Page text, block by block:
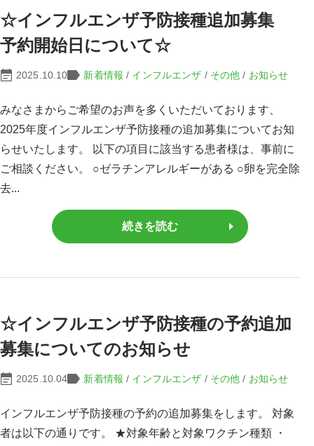
☆インフルエンザ予防接種追加募集
予約開始日について☆
2025.10.10 新着情報 / インフルエンザ / その他 / お知らせ
みなさまからご希望のお声を多くいただいております、
2025年度インフルエンザ予防接種の追加募集についてお知
らせいたします。 以下の項目に該当する患者様は、事前に
ご相談ください。 ○ゼラチンアレルギーがある ○卵を完全除
去...
続きを読む
☆インフルエンザ予防接種の予約追加
募集についてのお知らせ
2025.10.04 新着情報 / インフルエンザ / その他 / お知らせ
インフルエンザ予防接種の予約の追加募集をします。 対象
者は以下の通りです。 ★対象年齢と対象ワクチン種類 ・